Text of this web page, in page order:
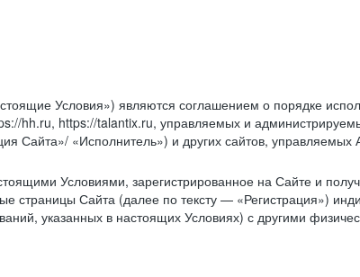
Условия») являются соглашением о порядке
hh.ru, https://talantix.ru, управляемых и
Сайта»/ «Исполнитель») и других сайтов,
Условиями, зарегистрированное на Сайте и
Сайта (далее по тексту — «Регистрация»)
указанных в настоящих Условиях) с другими